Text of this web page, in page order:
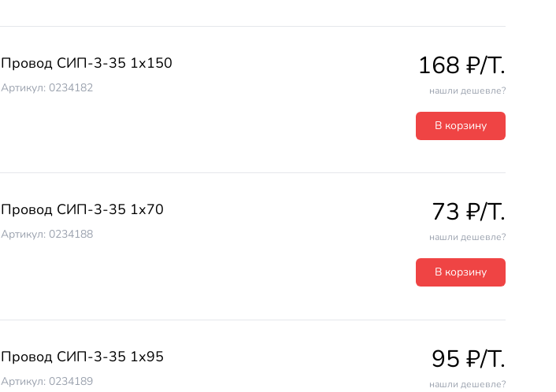
Провод СИП-3-35 1х150
Артикул: 0234182
168 ₽/T.
нашли дешевле?
В корзину
Провод СИП-3-35 1х70
Артикул: 0234188
73 ₽/T.
нашли дешевле?
В корзину
Провод СИП-3-35 1х95
Артикул: 0234189
95 ₽/T.
нашли дешевле?